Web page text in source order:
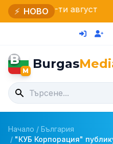
⚡ НОВО
август Нов
B
M Burgas
Начало / България
/ "КУБ Корпорация"